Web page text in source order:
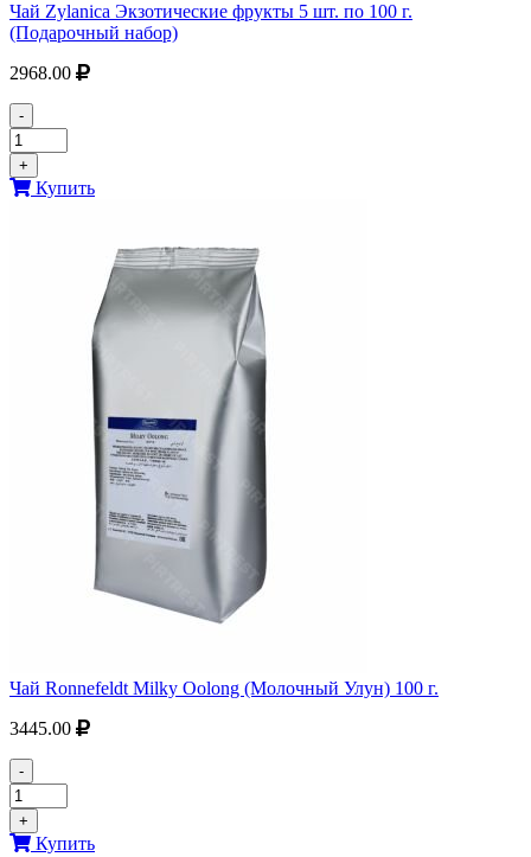
Чай Zylanica Экзотические фрукты 5 шт. по 100 г.
(Подарочный набор)
2968.00
-
+
Купить
Чай Ronnefeldt Milky Oolong (Молочный Улун) 100 г.
3445.00
-
+
Купить